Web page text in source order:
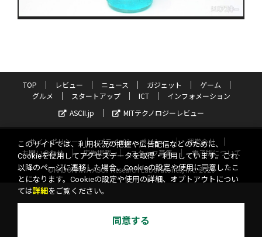
TOP レビュー ニュース ガジェット
ゲーム
グルメ
スタートアップ ICT
インフォメーション
ASCII.jp
MITテクノロジーレビュー
サイトポリシー プライバシーポリシー
運営会社
お問い合わせ
広告掲載 スタッフ募集
電子版について
©KADOKAWA ASCII Research Laboratories, Inc. 2026
このサイトでは、利用状況の把握や広告配信などのために、
Cookieを使用してアクセスデータを取得・利用しています。これ
以降のページに遷移した場合、Cookieの設定や使用に同意したこ
とになります。Cookieの設定や使用の詳細、オプトアウトについ
ては詳細 をご覧ください。
同意する